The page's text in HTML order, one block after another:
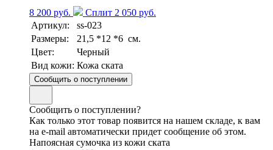
8 200 руб.
Сплит 2 050 руб.
Артикул:
ss-023
Размеры:
21,5 *12 *6 см.
Цвет:
Черный
Вид кожи: Кожа ската
Сообщить о поступлении
Сообщить о поступлении?
Как только этот товар появится на нашем складе, к вам
на e-mail автоматически придет сообщение об этом.
Напоясная сумочка из кожи ската